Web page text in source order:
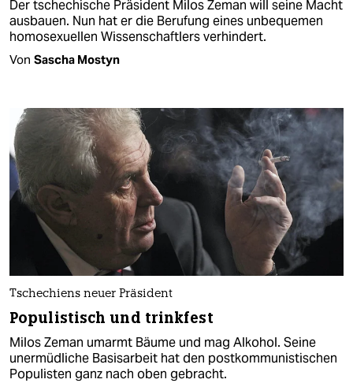
Der tschechische Präsident Milos Zeman will seine Macht
ausbauen. Nun hat er die Berufung eines unbequemen
homosexuellen Wissenschaftlers verhindert.
Von Sascha Mostyn
Tschechiens neuer Präsident
Populistisch und trinkfest
Milos Zeman umarmt Bäume und mag Alkohol. Seine
unermüdliche Basisarbeit hat den postkommunistischen
Populisten ganz nach oben gebracht.